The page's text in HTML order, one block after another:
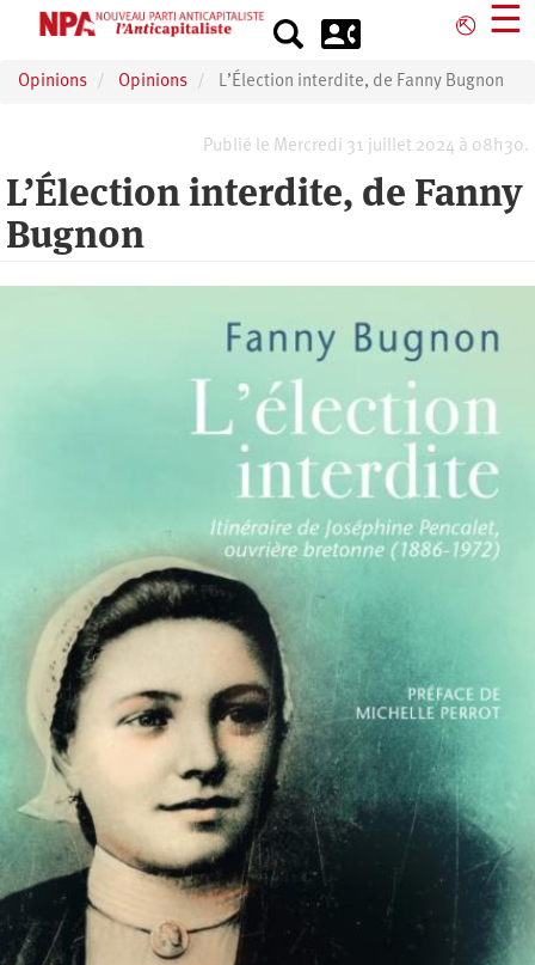
principal
⎋ ☰
Opinions Opinions L’Élection interdite, de Fanny Bugnon
Publié le Mercredi 31 juillet 2024 à 08h30.
L’Élection interdite, de Fanny
Bugnon